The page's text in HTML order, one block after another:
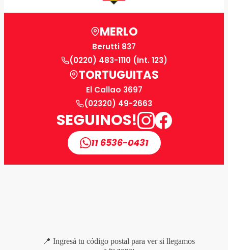
MERLO
Berutti 837
(0220) 483-1110 (Int. 123)
TORTUGUITAS
El Callao 3697
(02320) 49-2663
SEGUINOS!
11 6536-0431
📍 Ingresá tu código postal para ver si llegamos